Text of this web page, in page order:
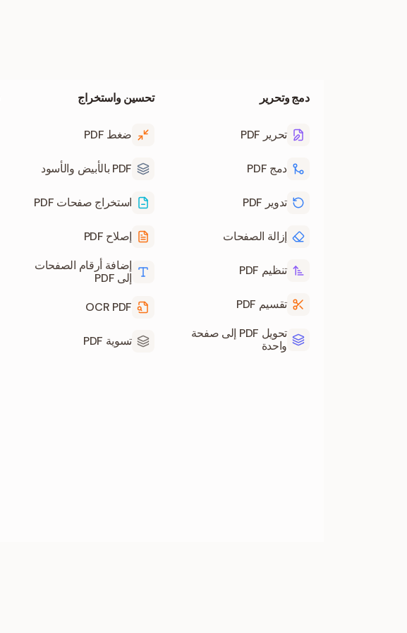
دمج وتحرير
تحرير PDF
دمج PDF
تدوير PDF
إزالة الصفحات
تنظيم PDF
تقسيم PDF
تحويل PDF إلى صفحة
واحدة
تحسين واستخراج
ضغط PDF
PDF بالأبيض والأسود
استخراج صفحات PDF
إصلاح PDF
إضافة أرقام الصفحات
إلى PDF
OCR PDF
تسوية PDF